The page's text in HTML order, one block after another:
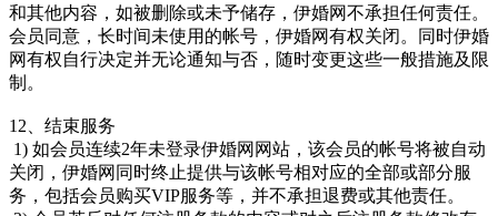
和其他内容，如被删除或未予储存，伊婚网不承担任何责任。
会员同意，长时间未使用的帐号，伊婚网有权关闭。同时伊婚
网有权自行决定并无论通知与否，随时变更这些一般措施及限
制。
12、结束服务
1) 如会员连续2年未登录伊婚网网站，该会员的帐号将被自动
关闭，伊婚网同时终止提供与该帐号相对应的全部或部分服
务，包括会员购买VIP服务等，并不承担退费或其他责任。